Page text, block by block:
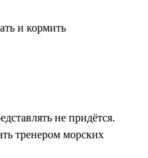
и кормить
не придётся.
тренером морских